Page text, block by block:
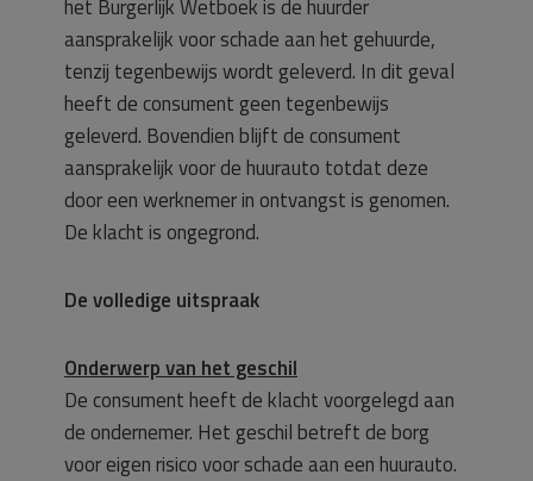
het Burgerlijk Wetboek is de huurder
aansprakelijk voor schade aan het gehuurde,
tenzij tegenbewijs wordt geleverd. In dit geval
heeft de consument geen tegenbewijs
geleverd. Bovendien blijft de consument
aansprakelijk voor de huurauto totdat deze
door een werknemer in ontvangst is genomen.
De klacht is ongegrond.
De volledige uitspraak
Onderwerp van het geschil
De consument heeft de klacht voorgelegd aan
de ondernemer. Het geschil betreft de borg
voor eigen risico voor schade aan een huurauto.